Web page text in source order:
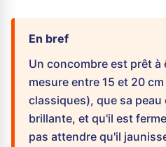
En bref
Un concombre est prêt à
mesure entre 15 et 20
classiques), que sa
brillante, et qu'il est
pas attendre qu'il